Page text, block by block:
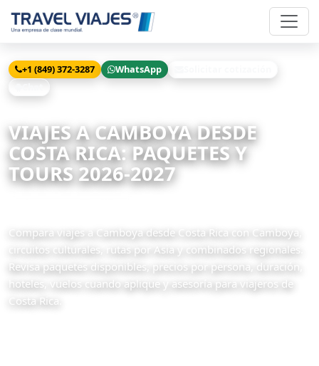
+1 (849) 372-3287 WhatsApp
VIAJES A CAMBOYA DESDE
COSTA RICA: PAQUETES Y
TOURS 2026-2027
Compara viajes a Camboya desde Costa Rica con Camboya,
circuitos culturales, rutas por Asia y combinados regionales.
Revisa paquetes disponibles, precios por persona, duración,
hoteles, vuelos cuando aplique y asesoría para viajeros de
Costa Rica.